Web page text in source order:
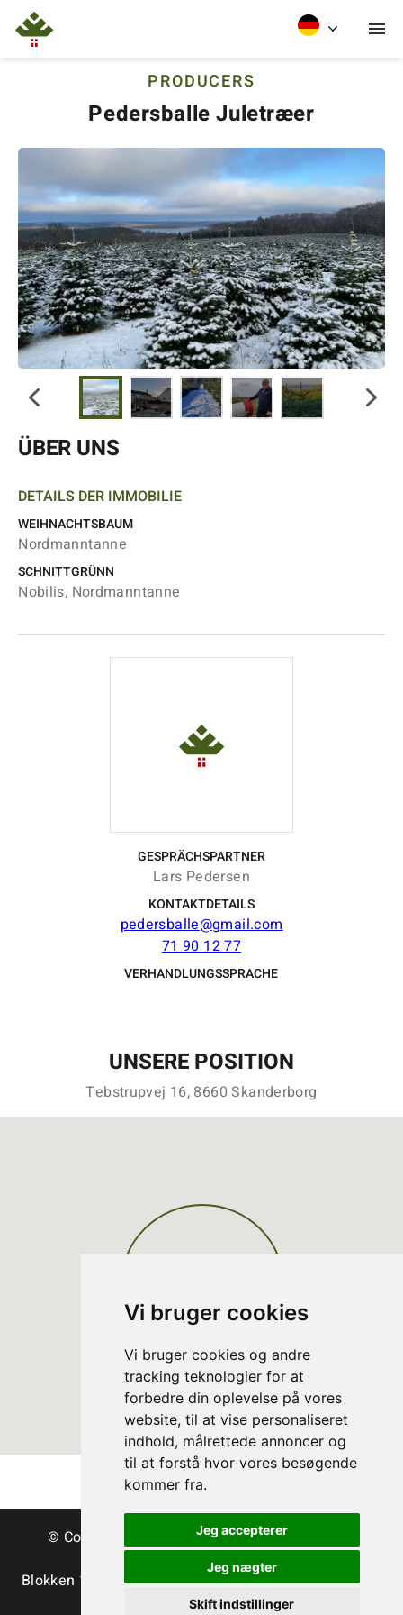
Vi bruger cookies
Vi bruger cookies og andre
tracking teknologier for at
forbedre din oplevelse på vores
website, til at vise personaliseret
indhold, målrettede annoncer og
til at forstå hvor vores besøgende
kommer fra.
Jeg accepterer
Jeg nægter
Skift indstillinger
PRODUCERS
Pedersballe Juletræer
ÜBER UNS
DETAILS DER IMMOBILIE
WEIHNACHTSBAUM
Nordmanntanne
SCHNITTGRÜNN
Nobilis, Nordmanntanne
GESPRÄCHSPARTNER
Lars Pedersen
KONTAKTDETAILS
pedersballe@gmail.com
71 90 12 77
VERHANDLUNGSSPRACHE
UNSERE POSITION
Tebstrupvej 16, 8660 Skanderborg
© Copyright Dänische Christbäume - Bäume &
Schnittgrün
Blokken 15 | DK-3460 Birkerød | Tlf.:+45 45 35 24 12
info@christmastree.dk